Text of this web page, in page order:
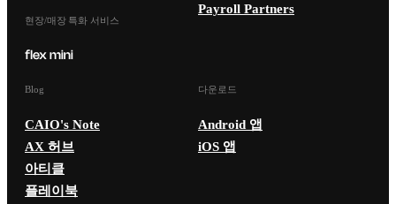
현장/매장 특화 서비스
Payroll Partners
Blog
CAIO's Note
AX 허브
아티클
플레이북
다운로드
Android 앱
iOS 앱